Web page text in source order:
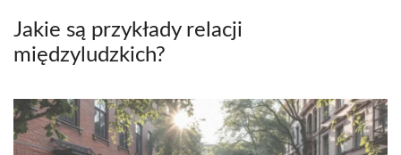
Jakie są przykłady relacji
międzyludzkich?